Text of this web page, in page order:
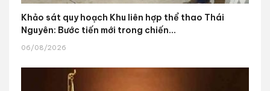
Khảo sát quy hoạch Khu liên hợp thể thao Thái
Nguyên: Bước tiến mới trong chiến...
06/08/2026